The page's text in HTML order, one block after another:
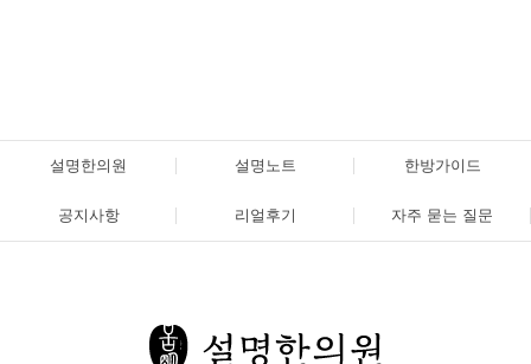
설명한의원 설명노트 한방가이드
공지사항 리얼후기 자주 묻는 질문